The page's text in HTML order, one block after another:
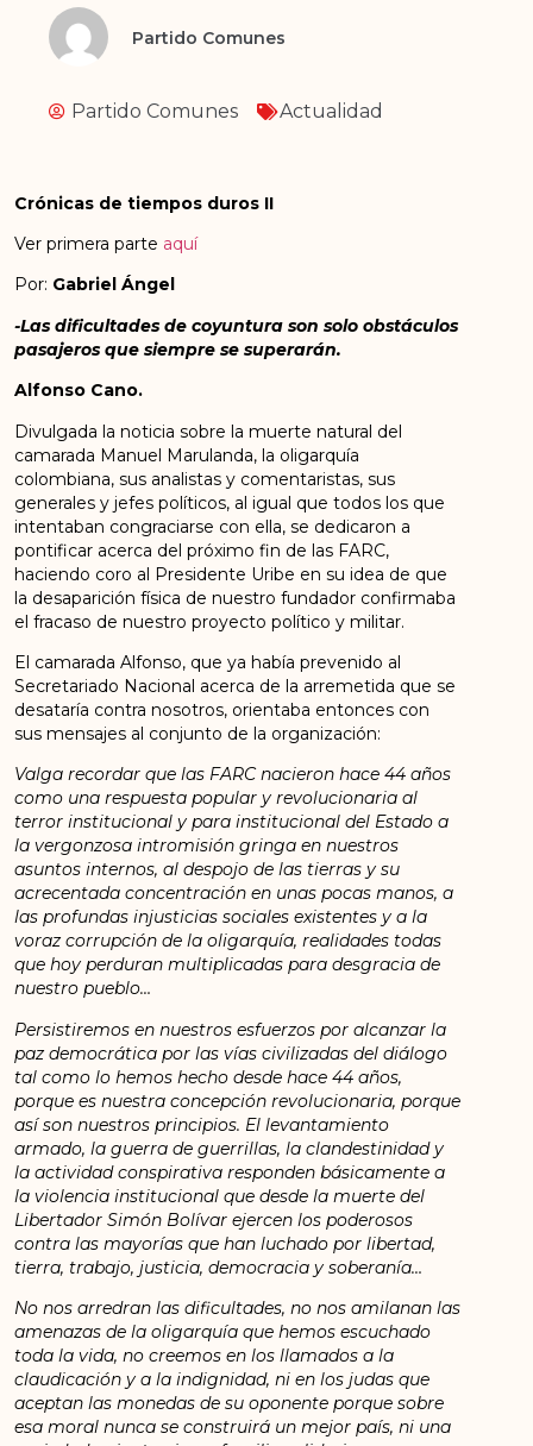
Partido Comunes
Partido Comunes Actualidad
Crónicas de tiempos duros II
Ver primera parte aquí
Por: Gabriel Ángel
-Las dificultades de coyuntura son solo obstáculos
pasajeros que siempre se superarán.
Alfonso Cano.
Divulgada la noticia sobre la muerte natural del
camarada Manuel Marulanda, la oligarquía
colombiana, sus analistas y comentaristas, sus
generales y jefes políticos, al igual que todos los que
intentaban congraciarse con ella, se dedicaron a
pontificar acerca del próximo fin de las FARC,
haciendo coro al Presidente Uribe en su idea de que
la desaparición física de nuestro fundador confirmaba
el fracaso de nuestro proyecto político y militar.
El camarada Alfonso, que ya había prevenido al
Secretariado Nacional acerca de la arremetida que se
desataría contra nosotros, orientaba entonces con
sus mensajes al conjunto de la organización:
Valga recordar que las FARC nacieron hace 44 años
como una respuesta popular y revolucionaria al
terror institucional y para institucional del Estado a
la vergonzosa intromisión gringa en nuestros
asuntos internos, al despojo de las tierras y su
acrecentada concentración en unas pocas manos, a
las profundas injusticias sociales existentes y a la
voraz corrupción de la oligarquía, realidades todas
que hoy perduran multiplicadas para desgracia de
nuestro pueblo…
Persistiremos en nuestros esfuerzos por alcanzar la
paz democrática por las vías civilizadas del diálogo
tal como lo hemos hecho desde hace 44 años,
porque es nuestra concepción revolucionaria, porque
así son nuestros principios. El levantamiento
armado, la guerra de guerrillas, la clandestinidad y
la actividad conspirativa responden básicamente a
la violencia institucional que desde la muerte del
Libertador Simón Bolívar ejercen los poderosos
contra las mayorías que han luchado por libertad,
tierra, trabajo, justicia, democracia y soberanía…
No nos arredran las dificultades, no nos amilanan las
amenazas de la oligarquía que hemos escuchado
toda la vida, no creemos en los llamados a la
claudicación y a la indignidad, ni en los judas que
aceptan las monedas de su oponente porque sobre
esa moral nunca se construirá un mejor país, ni una